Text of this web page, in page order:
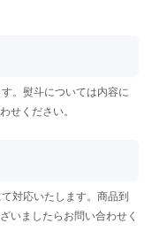
。熨斗については内容に
せください。
対応いたします。商品到
いましたらお問い合わせく